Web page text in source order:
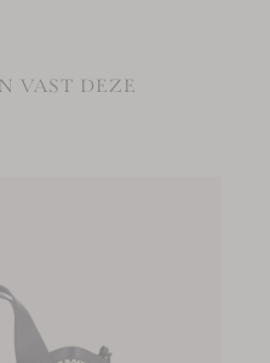
VAST DEZE